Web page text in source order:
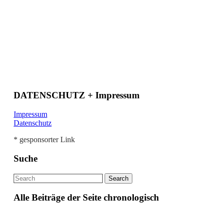
DATENSCHUTZ + Impressum
Impressum
Datenschutz
* gesponsorter Link
Suche
Alle Beiträge der Seite chronologisch